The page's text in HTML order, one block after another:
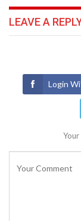
LEAVE A
Login